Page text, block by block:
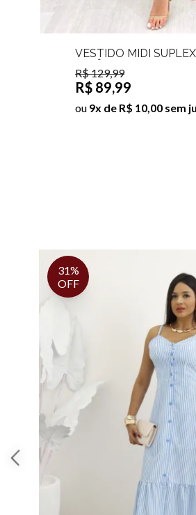
VESTIDO MIDI
LIZIÊ
R$ 129,99
R$ 89,99
ou 9x de R$ 10,00 sem